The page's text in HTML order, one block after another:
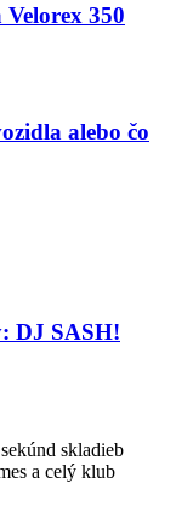
350
alebo čo
DJ SASH!
skladieb
a celý klub